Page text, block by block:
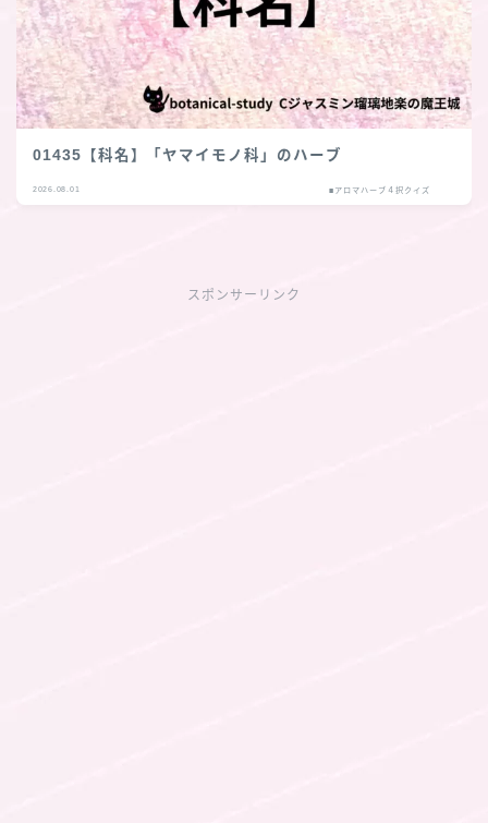
01435【科名】「ヤマイモノ科」のハーブ
2026.08.01 ■アロマハーブ４択クイズ
スポンサーリンク